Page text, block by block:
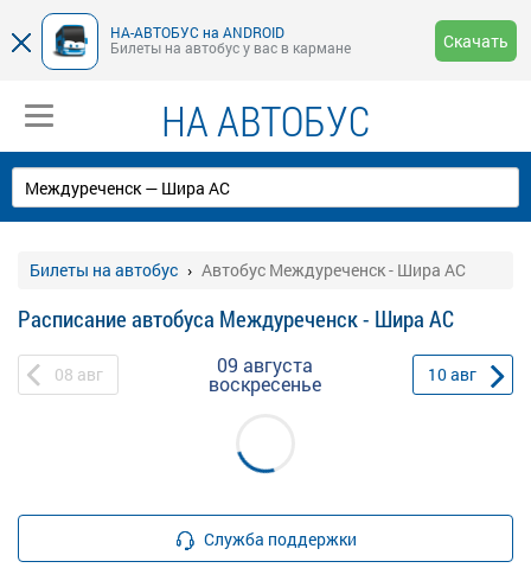
НА-АВТОБУС на ANDROID
Билеты на автобус у вас в кармане
Скачать
НА АВТОБУС
Билеты на автобус Автобус Междуреченск - Шира АС
Расписание автобуса Междуреченск - Шира АС
08 авг 09 августа
воскресенье 10авг
Служба поддержки